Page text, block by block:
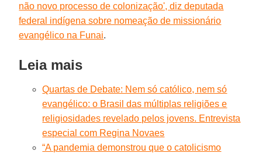
não novo processo de colonização', diz deputada
federal indígena sobre nomeação de missionário
evangélico na Funai.
Leia mais
Quartas de Debate: Nem só católico, nem só
evangélico: o Brasil das múltiplas religiões e
religiosidades revelado pelos jovens. Entrevista
especial com Regina Novaes
“A pandemia demonstrou que o catolicismo